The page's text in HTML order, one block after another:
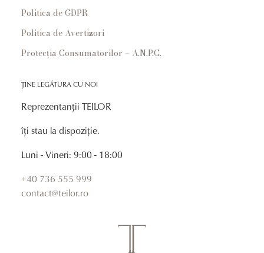
Politica de GDPR
Politica de Avertizori
Protecția Consumatorilor – A.N.P.C.
ȚINE LEGĂTURA CU NOI
Reprezentanții TEILOR
îți stau la dispoziție.
Luni - Vineri: 9:00 - 18:00
+40 736 555 999
contact@teilor.ro